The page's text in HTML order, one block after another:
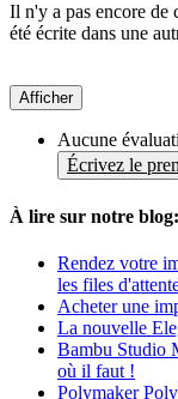
Il n'y a pas encore de
été écrite dans une
Afficher
Aucune
Écrivez le
À lire sur notre blog:
Rendez votre
les files
Acheter une
La nouvelle
Bambu Studio
où il faut !
Polymaker